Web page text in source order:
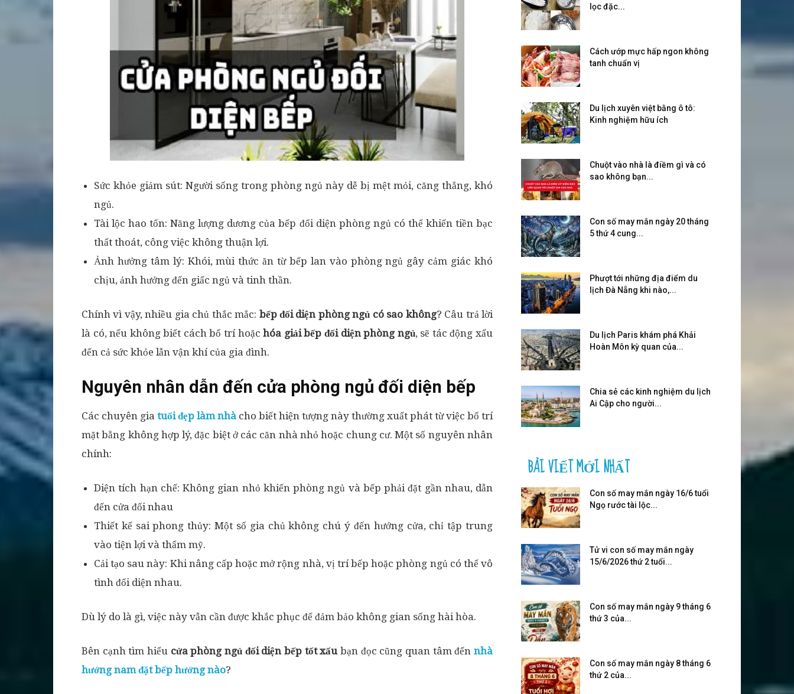
Sức khỏe giảm sút: Người sống trong phòng ngủ này dễ bị mệt mỏi, căng thẳng, khó
ngủ.
Tài lộc hao tổn: Năng lượng dương của bếp đối diện phòng ngủ có thể khiến tiền bạc
thất thoát, công việc không thuận lợi.
Ảnh hưởng tâm lý: Khói, mùi thức ăn từ bếp lan vào phòng ngủ gây cảm giác khó
chịu, ảnh hưởng đến giấc ngủ và tinh thần.
Chính vì vậy, nhiều gia chủ thắc mắc: bếp đối diện phòng ngủ có sao không? Câu trả lời
là có, nếu không biết cách bố trí hoặchóa giải bếp đối diện phòng ngủ, sẽ tác động xấu
đến cả sức khỏe lẫn vận khí của gia đình.
Nguyên nhân dẫn đến cửa phòng ngủ đối diện bếp
Các chuyên gia tuổi đẹp làm nhà cho biết hiện tượng này thường xuất phát từ việc bố trí
mặt bằng không hợp lý, đặc biệt ở các căn nhà nhỏ hoặc chung cư. Một số nguyên nhân
chính:
Diện tích hạn chế: Không gian nhỏ khiến phòng ngủ và bếp phải đặt gần nhau, dẫn
đến cửa đối nhau
Thiết kế sai phong thủy: Một số gia chủ không chú ý đến hướng cửa, chỉ tập trung
vào tiện lợi và thẩm mỹ.
Cải tạo sau này: Khi nâng cấp hoặc mở rộng nhà, vị trí bếp hoặc phòng ngủ có thể vô
tình đối diện nhau.
Dù lý do là gì, việc này vẫn cần được khắc phục để đảm bảo không gian sống hài hòa.
Bên cạnh tìm hiểu cửa phòng ngủ đối diện bếp tốt xấubạn đọc cũng quan tâm đếnnhà
hướng nam đặt bếp hướng nào?
lọc đặc...
Cách ướp mực hấp ngon không
tanh chuẩn vị
Du lịch xuyên việt bằng ô tô:
Kinh nghiệm hữu ích
Chuột vào nhà là điềm gì và có
sao không bạn...
Con số may mắn ngày 20 tháng
5 thứ 4 cung...
Phượt tới những địa điểm du
lịch Đà Nẵng khi nào,...
Du lịch Paris khám phá Khải
Hoàn Môn kỳ quan của...
Chia sẻ các kinh nghiệm du lịch
Ai Cập cho người...
BÀI VIẾT MỚI NHẤT
Con số may mắn ngày 16/6 tuổi
Ngọ rước tài lộc...
Tử vi con số may mắn ngày
15/6/2026 thứ 2 tuổi...
Con số may mắn ngày 9 tháng 6
thứ 3 của...
Con số may mắn ngày 8 tháng 6
thứ 2 của...